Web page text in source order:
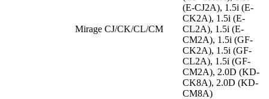
Mirage CJ/CK/CL/CM
(E-CJ2A), 1.5i (E-
CK2A), 1.5i (E-
CL2A), 1.5i (E-
CM2A), 1.5i (GF-
CK2A), 1.5i (GF-
CL2A), 1.5i (GF-
CM2A), 2.0D (KD-
CK8A), 2.0D (KD-
CM8A)